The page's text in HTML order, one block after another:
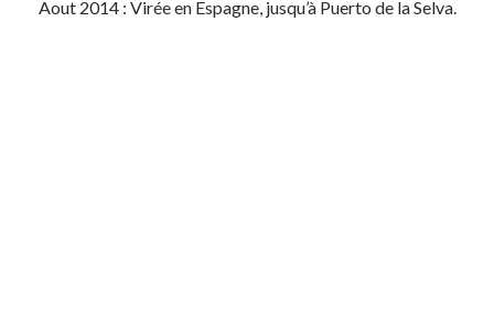
Aout 2014 : Virée en Espagne, jusqu’à Puerto de la Selva.